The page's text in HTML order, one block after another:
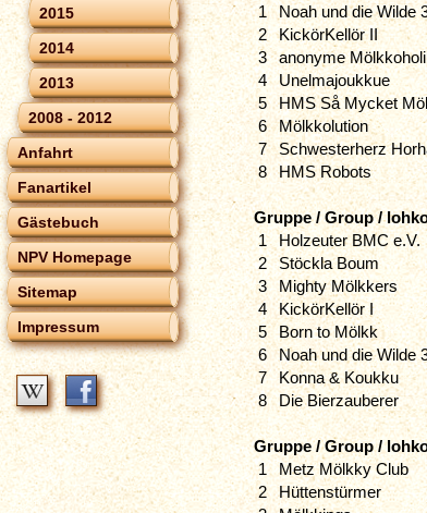
2015
2014
2013
2008 - 2012
Anfahrt
Fanartikel
Gästebuch
NPV Homepage
Sitemap
Impressum
1
Noah und die Wilde
2
KickörKellör II
3
anonyme
4
Unelmajoukkue
5
HMS Så Mycket
6
Mölkkolution
7
Schwesterherz
8
HMS Robots
Gruppe / Group /
1
Holzeuter BMC e.V.
2
Stöckla Boum
3
Mighty Mölkkers
4
KickörKellör I
5
Born to Mölkk
6
Noah und die Wilde
7
Konna & Koukku
8
Die Bierzauberer
Gruppe / Group /
1
Metz Mölkky Club
2
Hüttenstürmer